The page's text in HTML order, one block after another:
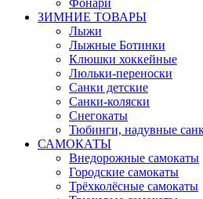
ЗИМНИЕ ТОВАРЫ
Лыжи
Лыжные Ботинки
Клюшки хоккейные
Люльки-переноски
Санки детские
Санки-коляски
Снегокаты
Тюбинги, надувные
САМОКАТЫ
Внедорожные самокаты
Городские самокаты
Трёхколёсные самокаты